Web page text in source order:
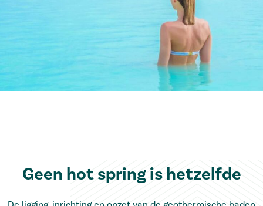
Geen hot spring is hetzelfde